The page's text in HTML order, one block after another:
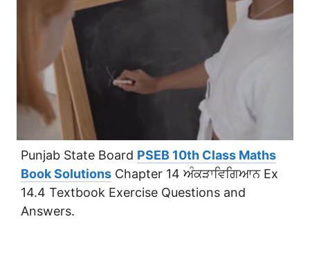
Punjab State Board PSEB 10th Class Maths
Book Solutions Chapter 14 ਅੰਕੜਾਵਿਗਿਆਨ Ex
14.4 Textbook Exercise Questions and
Answers.